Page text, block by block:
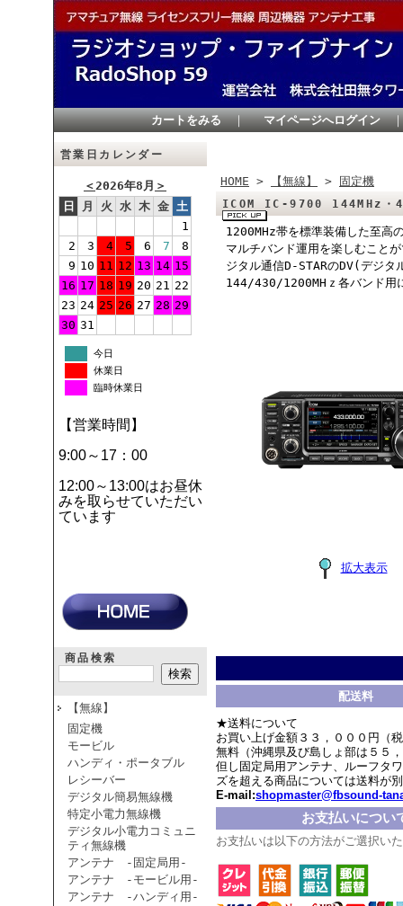
カートをみる ｜ マイページへログイン
営業日カレンダー
＜2026年8月 ＞
日
月 火 水 木 金 土
1
2
3 4 5 6 7
8
9 10 11 12 13 14 15
16 17 18 19 20 21 22
23 24 25 26 27 28 29
30 31
今日
休業日
臨時休業日
【営業時間】
9:00～17：00
12:00～13:00はお昼休
みを取らせていただい
ています
商品検索
【無線】
固定機
モービル
ハンディ・ポータブル
レシーバー
デジタル簡易無線機
特定小電力無線機
デジタル小電力コミュニ
ティ無線機
アンテナ -固定局用-
アンテナ -モービル用-
アンテナ -ハンディ用-
HOME > 【無線】 > 固定機
ICOM IC-9700 144MHz・
1200MHz帯を標準装備した至
マルチバンド運用を楽しむこと
ジタル通信D-STARのDV(デジタ
144/430/1200MHｚ各バンド用
拡大表示
配送料
★送料について
お買い上げ金額３３，０００円（
無料（沖縄県及び島しょ部は５５
但し固定局用アンテナ、ルーフタ
ズを超える商品については送料が
E-mail:shopmaster@fbsound-
お支払いについ
お支払いは以下の方法がご選択い